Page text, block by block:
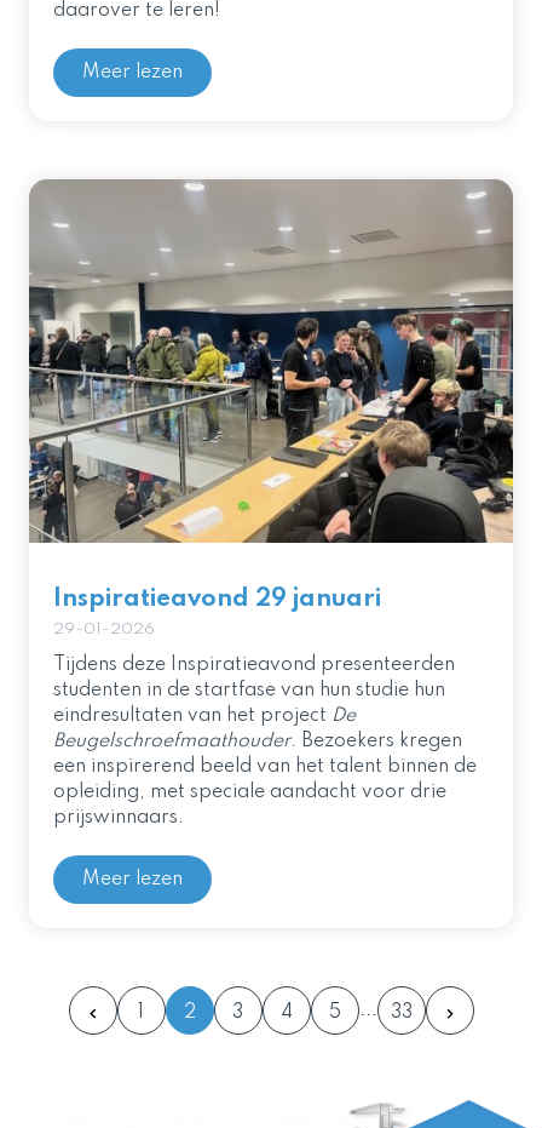
daarover te leren!
Meer lezen
Inspiratieavond 29 januari
29-01-2026
Tijdens deze Inspiratieavond presenteerden
studenten in de startfase van hun studie hun
eindresultaten van het project De
Beugelschroefmaathouder. Bezoekers kregen
een inspirerend beeld van het talent binnen de
opleiding, met speciale aandacht voor drie
prijswinnaars.
Meer lezen
2 3 4 5 33